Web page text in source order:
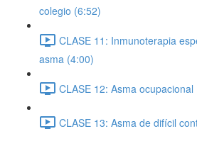
colegio (6:52)
CLASE 11: Inmunoterapia
asma (4:00)
CLASE 12: Asma ocupacional
CLASE 13: Asma de difícil